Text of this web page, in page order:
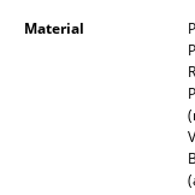
Einzelbetten
Nachttische &
Material